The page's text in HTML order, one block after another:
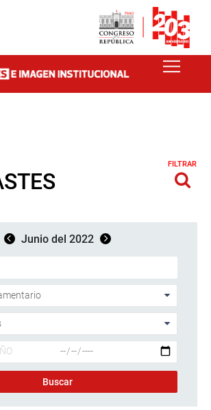
FILTRAR
Junio del 2022